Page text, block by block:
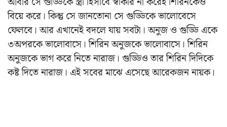
বিয়ে করে। কিন্তু সে জানতোনা সে গুড্ডিকে ভালোবেসে
ফেলবে। আর এখানেই বদলে যায় সবটা। অনুজ ও গুড্ডি একে
৩অপরকে ভালোবাসে। শিরিন অনুজকে ভালোবাসে। শিরিন
অনুজকে ভাগ করে নিতে নারাজ। গুড্ডিও তার শিরিন দিদিকে
কষ্ট দিতে নারাজ। এই সবের মাঝে এসেছে আরেকজন নায়ক।